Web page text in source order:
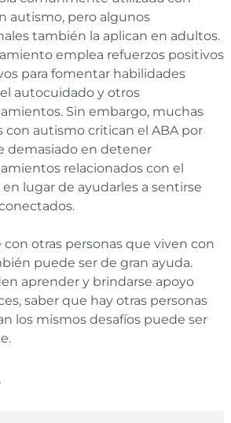
autismo, pero algunos
también la aplican en adultos.
emplea refuerzos positivos
para fomentar habilidades
el autocuidado y otros
Sin embargo, muchas
con autismo critican el ABA por
demasiado en detener
relacionados con el
lugar de ayudarles a sentirse
con otras personas que viven con
puede ser de gran ayuda.
aprender y brindarse apoyo
saber que hay otras personas
los mismos desafíos puede ser